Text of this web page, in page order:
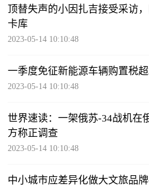
顶替失声的小因扎吉接受采访
卡库
2023-05-14 10:10:48
一季度免征新能源车辆购置税
2023-05-14 10:10:48
世界速读：一架俄苏-34战机在
方称正调查
2023-05-14 10:10:48
中小城市应差异化做大文旅品